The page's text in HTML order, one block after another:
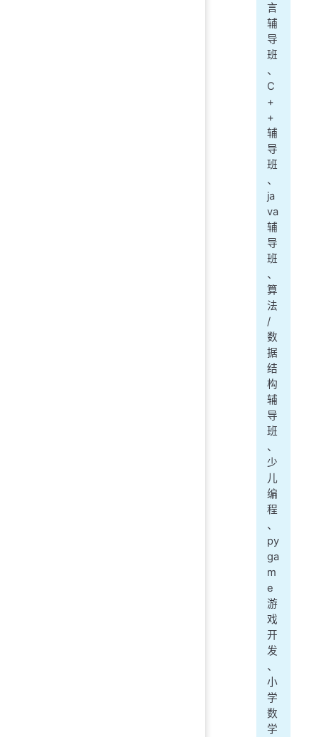
言
辅
导
班
、
C
+
+
辅
导
班
、
ja
va
辅
导
班
、
算
法
/
数
据
结
构
辅
导
班
、
少
儿
编
程
、
py
ga
m
e
游
戏
开
发
、
小
学
数
学